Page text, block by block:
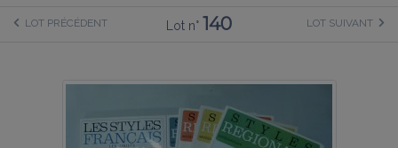
LOT PRÉCÉDENT Lot n° 140 LOT SUIVANT